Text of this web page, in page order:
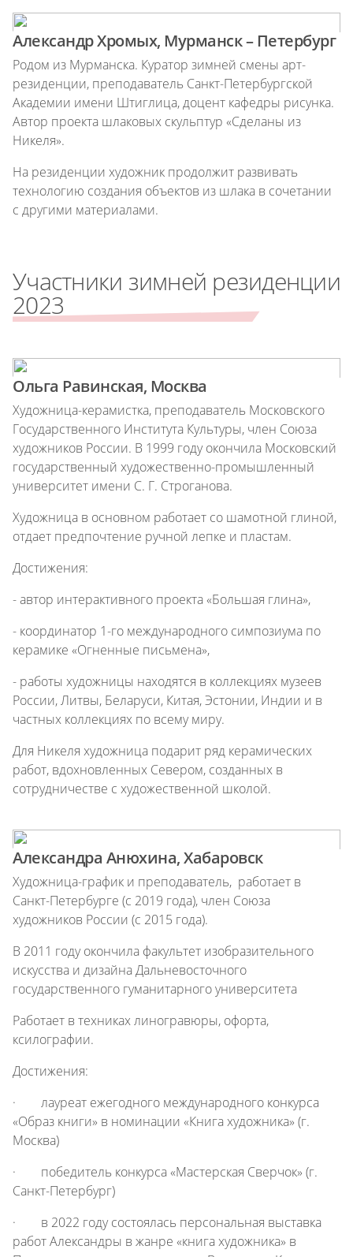
Александр Хромых, Мурманск – Петербург
Родом из Мурманска. Куратор зимней смены арт-
резиденции, преподаватель Санкт-Петербургской
Академии имени Штиглица, доцент кафедры рисунка.
Автор проекта шлаковых скульптур «Сделаны из
Никеля».
На резиденции художник продолжит развивать
технологию создания объектов из шлака в сочетании
с другими материалами.
Участники зимней резиденции
2023
Ольга Равинская, Москва
Художница-керамистка, преподаватель Московского
Государственного Института Культуры, член Союза
художников России. В 1999 году окончила Московский
государственный художественно-промышленный
университет имени С. Г. Строганова.
Художница в основном работает со шамотной глиной,
отдает предпочтение ручной лепке и пластам.
Достижения:
- автор интерактивного проекта «Большая глина»,
- координатор 1-го международного симпозиума по
керамике «Огненные письмена»,
- работы художницы находятся в коллекциях музеев
России, Литвы, Беларуси, Китая, Эстонии, Индии и в
частных коллекциях по всему миру.
Для Никеля художница подарит ряд керамических
работ, вдохновленных Севером, созданных в
сотрудничестве с художественной школой.
Александра Анюхина, Хабаровск
Художница-график и преподаватель, работает в
Санкт-Петербурге (с 2019 года), член Союза
художников России (с 2015 года).
В 2011 году окончила факультет изобразительного
искусства и дизайна Дальневосточного
государственного гуманитарного университета
Работает в техниках линогравюры, офорта,
ксилографии.
Достижения:
· лауреат ежегодного международного конкурса
«Образ книги» в номинации «Книга художника» (г.
Москва)
· победитель конкурса «Мастерская Сверчок» (г.
Санкт-Петербург)
· в 2022 году состоялась персональная выставка
работ Александры в жанре «книга художника» в